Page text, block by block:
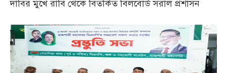
দাবির মুখে রাবি থেকে বিতর্কিত বিলবোর্ড সরাল প্রশাসন